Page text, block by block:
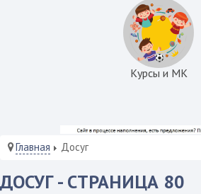
Курсы и МК
Главная Досуг
ДОСУГ - СТРАНИЦА 80